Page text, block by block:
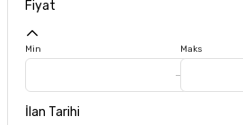
Fiyat
Min Maks
İlan Tarihi